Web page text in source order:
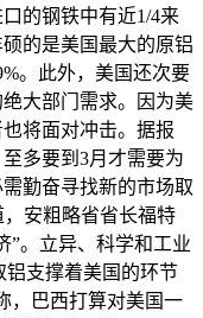
的钢铁中有近1/4来
的是美国最大的原铝
。此外，美国还次要
大部门需求。因为美
将面对冲击。据报
多要到3月才需要为
勤奋寻找新的市场取
安粗略省省长福特
”。立异、科学和工业
铝支撑着美国的环节
，巴西打算对美国一